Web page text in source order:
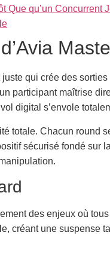
Que qu’un Concurrent
qui crée des
participant maîtrise
digital s’envole
totale. Chacun
sécurisé fondé
des enjeux où
créant une suspense